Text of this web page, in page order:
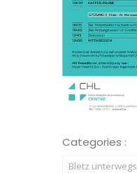
Categories :
Blëtz unterwegs